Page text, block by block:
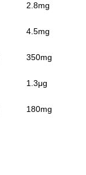
2.8mg
4.5mg
350mg
1.3μg
180mg